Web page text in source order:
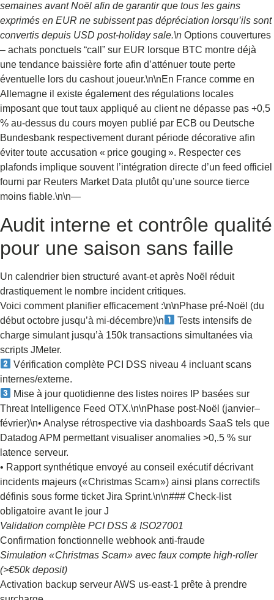
semaines avant Noël afin de garantir que tous les gains
exprimés en EUR ne subissent pas dépréciation lorsqu’ils sont
convertis depuis USD post‑holiday sale.\n Options couvertures
– achats ponctuels “call” sur EUR lorsque BT​C montre déjà
une tendance baissière forte afin d’atténuer toute perte
éventuelle lors du cashout joueur.\n\nEn France comme en
Allemagne il existe également des régulations locales
imposant que tout taux appliqué au client ne dépasse pas +0,5
% au-dessus du cours moyen publié par ECB ou Deutsche
Bundesbank respectivement durant période décorative afin
éviter toute accusation « price gouging ». Respecter ces
plafonds implique souvent l’intégration directe d’un feed officiel
fourni par Reuters Market Data plutôt qu’une source tierce
moins fiable.\n\n—
Audit interne et contrôle qualité
pour une saison sans faille
Un calendrier bien structuré avant-et après Noël réduit
drastiquement le nombre incident critiques.
Voici comment planifier efficacement :\n\nPhase pré‑Noël (du
début octobre jusqu’à mi-décembre)\n
Tests intensifs de
charge simulant jusqu’à 150k transactions simultanées via
scripts JMeter.
Vérification complète PCI DSS niveau 4 incluant scans
internes/externe.
Mise à jour quotidienne des listes noires IP basées sur
Threat Intelligence Feed OTX.\n\nPhase post‑Noël (janvier–
février)\n• Analyse rétrospective via dashboards SaaS tels que
Datadog APM permettant visualiser anomalies >0,.5 % sur
latence serveur.
• Rapport synthétique envoyé au conseil exécutif décrivant
incidents majeurs (« Christmas Scam ») ainsi plans correctifs
définis sous forme ticket Jira Sprint.\n\n### Check‑list
obligatoire avant le jour J
Validation complète PCI DSS & ISO27001
Confirmation fonctionnelle webhook anti‑fraude
Simulation « Christmas Scam » avec faux compte high‐roller
(>€50k deposit)
Activation backup serveur AWS us-east‑1 prête à prendre